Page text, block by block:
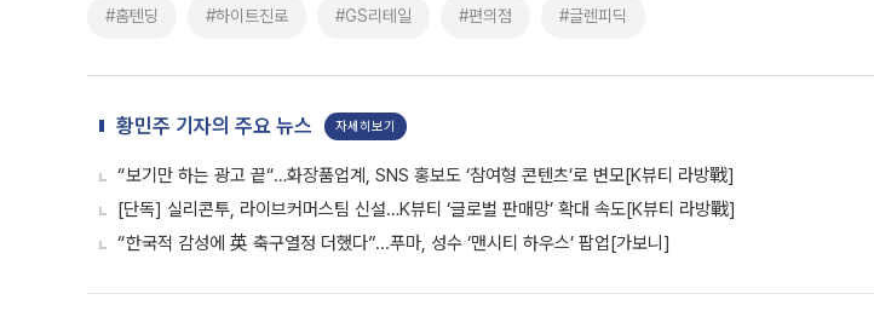
#홈텐딩 #하이트진로 #GS리테일 #편의점 #글렌피딕
황민주 기자의 주요 뉴스 자세히보기
“보기만 하는 광고 끝“…화장품업계, SNS 홍보도 ‘참여형 콘텐츠’로 변모[K뷰티 라방戰]
[단독] 실리콘투, 라이브커머스팀 신설…K뷰티 ‘글로벌 판매망’ 확대 속도[K뷰티 라방戰]
“한국적 감성에 英 축구열정 더했다”...푸마, 성수 ‘맨시티 하우스’ 팝업[가보니]